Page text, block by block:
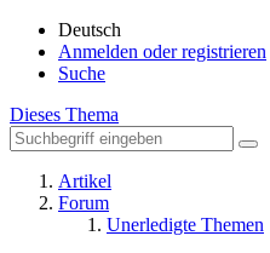
Deutsch
Anmelden oder registrieren
Suche
Dieses Thema
Artikel
Forum
Unerledigte Themen